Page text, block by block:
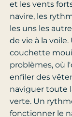
et les vents
navire, les
les uns les
de vie à la
couchette
problèmes, où
enfiler des
naviguer toute
verte. Un
fonctionner le